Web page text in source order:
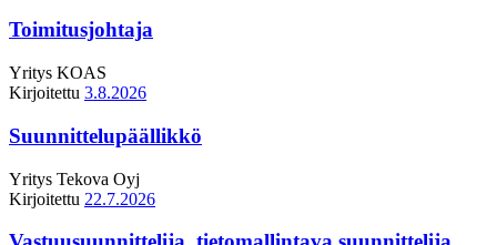
Toimitusjohtaja
Yritys KOAS
Kirjoitettu 3.8.2026
Suunnittelupäällikkö
Yritys Tekova Oyj
Kirjoitettu 22.7.2026